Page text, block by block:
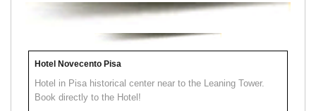
Hotel Novecento Pisa
Hotel in Pisa historical center near to the Leaning Tower.
Book directly to the Hotel!